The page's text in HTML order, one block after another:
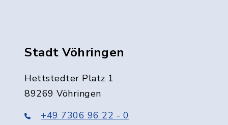
Stadt Vöhringen
Hettstedter Platz 1
89269 Vöhringen
+49 7306 96 22 - 0